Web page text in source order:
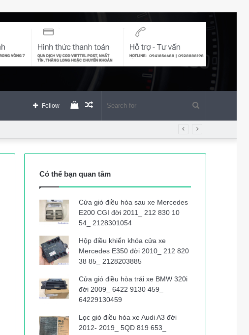
Random
View
Follow
Có thể bạn quan tâm
Cửa gió điều hòa sau xe Mercedes
E200 CGI đời 2011_ 212 830 10
54_ 2128301054
Hộp điều khiển khóa cửa xe
Mercedes E350 đời 2010_ 212 820
38 85_ 2128203885
Cửa gió điều hòa trái xe BMW 320i
đời 2009_ 6422 9130 459_
64229130459
Lọc gió điều hòa xe Audi A3 đời
2012- 2019_ 5QD 819 653_